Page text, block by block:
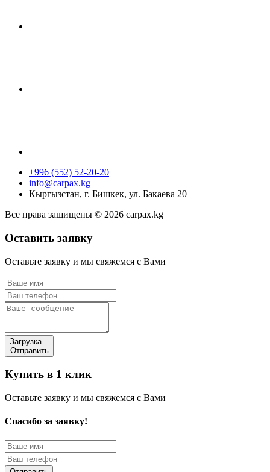
+996 (552) 52-20-20
info@carpax.kg
Кыргызстан, г. Бишкек, ул. Бакаева 20
Все права защищены © 2026 carpax.kg
Оставить заявку
Оставьте заявку и мы свяжемся с Вами
Загрузка...
Отправить
Купить в 1 клик
Оставьте заявку и мы свяжемся с Вами
Спасибо за заявку!